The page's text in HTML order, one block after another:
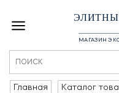
МАГАЗИН
Главная Каталог